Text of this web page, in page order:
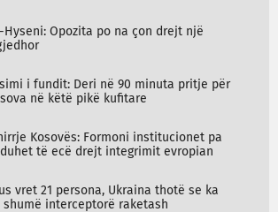
Hyseni: Opozita po na çon drejt një
i fundit: Deri në 90 minuta pritje për
në këtë pikë kufitare
Kosovës: Formoni institucionet pa
të ecë drejt integrimit evropian
vret 21 persona, Ukraina thotë se ka
shumë interceptorë raketash